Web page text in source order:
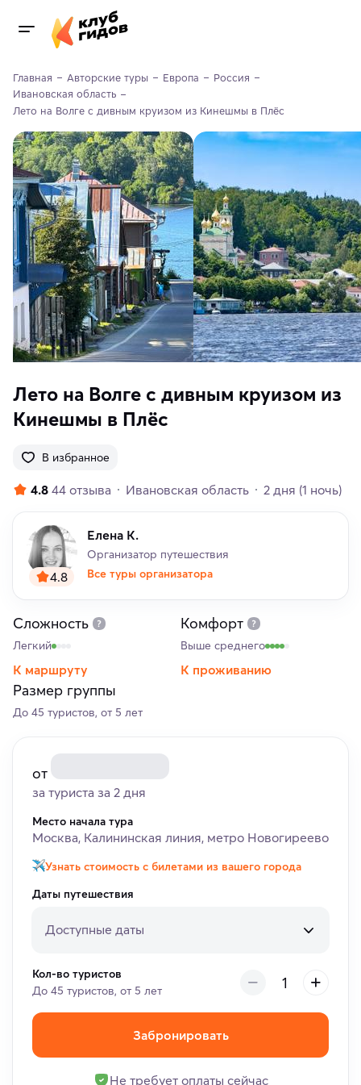
Главная Авторские туры Европа
Россия
Ивановская область
Лето на Волге с дивным круизом из Кинешмы в Плёс
Лето на Волге с дивным круизом из
Кинешмы в Плёс
В избранное
4.8 44 отзыва Ивановская область 2 дня (1 ночь)
4.8
Елена К.
Организатор путешествия
Все туры организатора
Сложность
Легкий
К маршруту
Комфорт
Выше среднего
К проживанию
Размер группы
До 45 туристов, от 5 лет
от
за туриста за 2 дня
Место начала тура
Москва, Калининская линия, метро Новогиреево
Узнать стоимость с билетами из вашего города
Даты путешествия
Доступные даты
Кол-во туристов
До 45 туристов, от 5 лет
Забронировать
Не требует оплаты сейчас